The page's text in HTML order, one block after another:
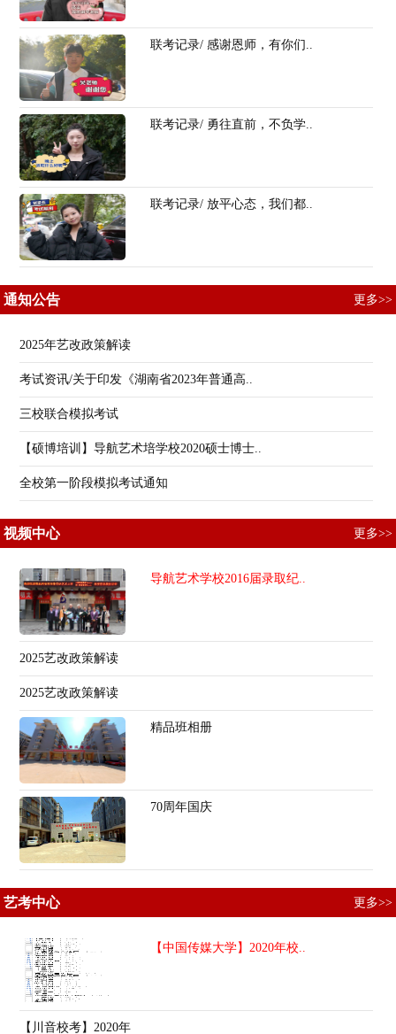
联考记录/ 感谢恩师，有你们..
联考记录/ 勇往直前，不负学..
联考记录/ 放平心态，我们都..
通知公告 更多>>
2025年艺改政策解读
考试资讯/关于印发《湖南省2023年普通高..
三校联合模拟考试
【硕博培训】导航艺术培学校2020硕士博士..
全校第一阶段模拟考试通知
视频中心 更多>>
导航艺术学校2016届录取纪..
2025艺改政策解读
2025艺改政策解读
精品班相册
70周年国庆
艺考中心 更多>>
【中国传媒大学】2020年校..
【川音校考】2020年